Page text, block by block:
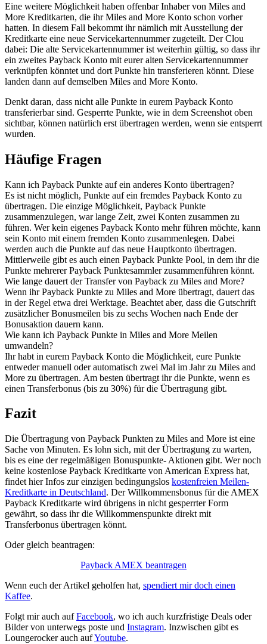
Eine weitere Möglichkeit haben offenbar Inhaber von Miles and
More Kreditkarten, die ihr Miles and More Konto schon vorher
hatten. In diesem Fall bekommt ihr nämlich mit Ausstellung der
Kreditkarte eine neue Servicekartennummer zugeteilt. Der Clou
dabei: Die alte Servicekartennummer ist weiterhin gültig, so dass ihr
ein zweites Payback Konto mit eurer alten Servicekartennummer
verknüpfen könntet und dort Punkte hin transferieren könnt. Diese
landen dann auf demselben Miles and More Konto.
Denkt daran, dass nicht alle Punkte in eurem Payback Konto
transferierbar sind. Gesperrte Punkte, wie in dem Screenshot oben
sichtbar, können natürlich erst übertragen werden, wenn sie entsperrt
wurden.
Häufige Fragen
Kann ich Payback Punkte auf ein anderes Konto übertragen?
Es ist nicht möglich, Punkte auf ein fremdes Payback Konto zu
übertragen. Die einzige Möglichkeit, Payback Punkte
zusammenzulegen, war lange Zeit, zwei Konten zusammen zu
führen. Wer kein eigenes Payback Konto mehr führen möchte, kann
sein Konto mit einem fremden Konto zusammenlegen. Dabei
werden auch die Punkte auf das neue Hauptkonto übertragen.
Mittlerweile gibt es auch einen Payback Punkte Pool, in dem ihr die
Punkte mehrerer Payback Punktesammler zusammenführen könnt.
Wie lange dauert der Transfer von Payback zu Miles and More?
Wenn ihr Payback Punkte zu Miles and More übertragt, dauert das
in der Regel etwa drei Werktage. Beachtet aber, dass die Gutschrift
zusätzlicher Bonusmeilen bis zu sechs Wochen nach Ende der
Bonusaktion dauern kann.
Wie kann ich Payback Punkte in Miles and More Meilen
umwandeln?
Ihr habt in eurem Payback Konto die Möglichkeit, eure Punkte
entweder manuell oder automatisch zwei Mal im Jahr zu Miles and
More zu übertragen. Am besten übertragt ihr die Punkte, wenn es
einen Transferbonus (bis zu 30%) für die Übertragung gibt.
Fazit
Die Übertragung von Payback Punkten zu Miles and More ist eine
Sache von Minuten. Es lohn sich, mit der Übertragung zu warten,
bis es eine der regelmäßigen Bonuspunkte- Aktionen gibt. Wer noch
keine kostenlose Payback Kreditkarte von American Express hat,
findet hier Infos zur einzigen bedingungslos kostenfreien Meilen-
Kreditkarte in Deutschland. Der Willkommensbonus für die AMEX
Payback Kreditkarte wird übrigens in nicht gesperrter Form
gewährt, so dass ihr die Willkommenspunkte direkt mit
Transferbonus übertragen könnt.
Oder gleich beantragen:
Payback AMEX beantragen
Wenn euch der Artikel geholfen hat, spendiert mir doch einen
Kaffee.
Folgt mir auch aufFacebook, wo ich auch kurzfristige Deals oder
Bilder von unterwegs poste und Instagram. Inzwischen gibt es
Loungerocker auch aufYoutube.